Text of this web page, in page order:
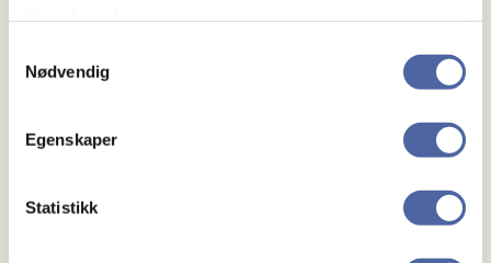
Nødvendig
Egenskaper
Statistikk
Om MS
Om MS